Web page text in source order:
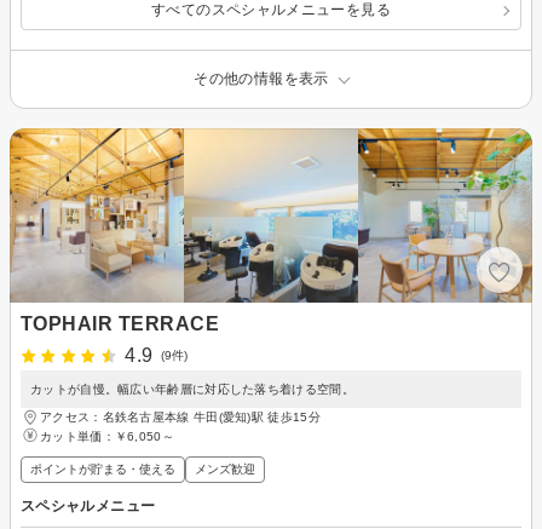
すべてのスペシャルメニューを見る
その他の情報を表示
TOPHAIR TERRACE
4.9
(9件)
カットが自慢。幅広い年齢層に対応した落ち着ける空間。
アクセス：名鉄名古屋本線 牛田(愛知)駅 徒歩15分
カット単価： ￥6,050～
ポイントが貯まる・使える メンズ歓迎
スペシャルメニュー